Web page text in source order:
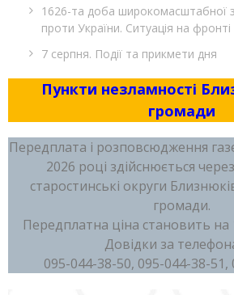
1626-та доба широкомасштабної
проти України. Ситуація на фронті
7 серпня. Події та прикмети дня
Пункти незламності
громади
Передплата і розповсюдження
2026 році здійснюється
старостинські округи
громади.
Передплатна ціна становить на
Довідки за
095-044-38-50, 095-044-38-51,